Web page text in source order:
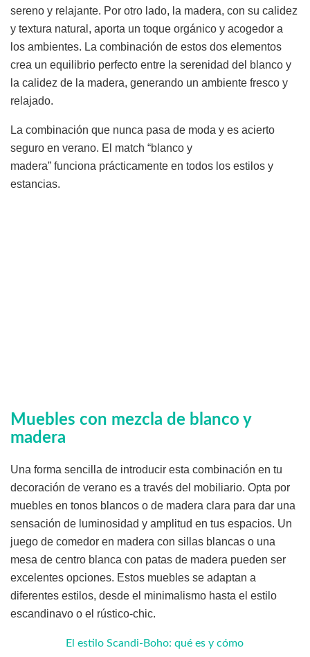
sereno y relajante. Por otro lado, la madera, con su calidez
y textura natural, aporta un toque orgánico y acogedor a
los ambientes. La combinación de estos dos elementos
crea un equilibrio perfecto entre la serenidad del blanco y
la calidez de la madera, generando un ambiente fresco y
relajado.
La combinación que nunca pasa de moda y es acierto
seguro en verano. El match “blanco y
madera” funciona prácticamente en todos los estilos y
estancias.
Muebles con mezcla de blanco y
madera
Una forma sencilla de introducir esta combinación en tu
decoración de verano es a través del mobiliario. Opta por
muebles en tonos blancos o de madera clara para dar una
sensación de luminosidad y amplitud en tus espacios. Un
juego de comedor en madera con sillas blancas o una
mesa de centro blanca con patas de madera pueden ser
excelentes opciones. Estos muebles se adaptan a
diferentes estilos, desde el minimalismo hasta el estilo
escandinavo o el rústico-chic.
El estilo Scandi-Boho: qué es y cómo